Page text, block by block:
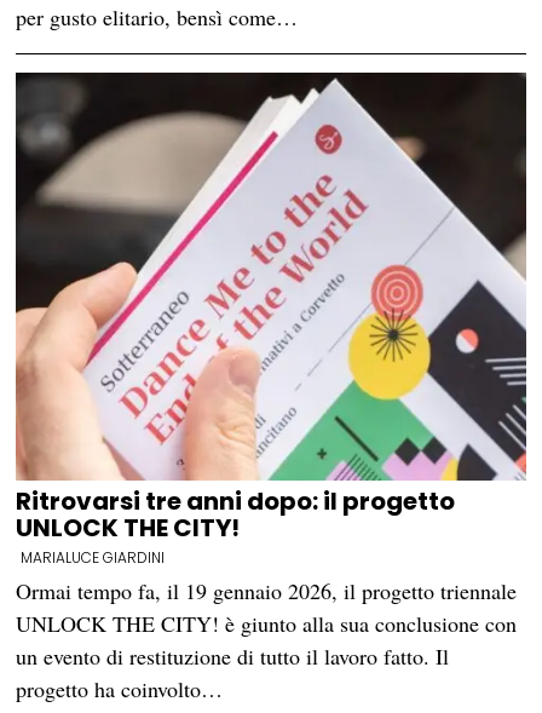
per gusto elitario, bensì come…
Ritrovarsi tre anni dopo: il progetto
UNLOCK THE CITY!
MARIALUCE GIARDINI
Ormai tempo fa, il 19 gennaio 2026, il progetto triennale
UNLOCK THE CITY! è giunto alla sua conclusione con
un evento di restituzione di tutto il lavoro fatto. Il
progetto ha coinvolto…